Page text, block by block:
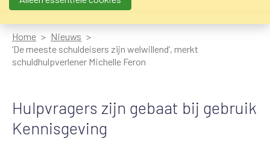
Home
Nieuws
‘De meeste schuldeisers zijn welwillend’, merkt
schuldhulpverlener Michelle Feron
Hulpvragers zijn gebaat bij gebruik
Kennisgeving